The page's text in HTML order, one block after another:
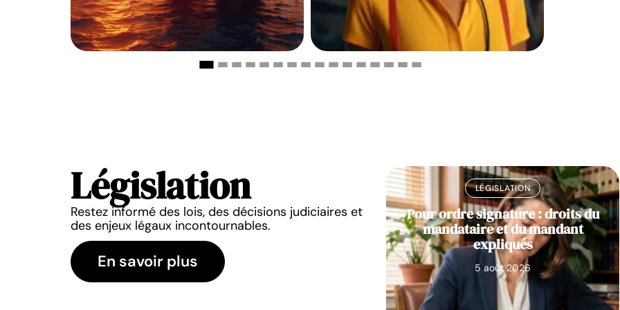
Législation
Restez informé des lois, des décisions judiciaires et
des enjeux légaux incontournables.
En savoir plus
démission : durée
explications et
Chômage après rupture
conventionnelle : conditions et
droits à connaître
LÉGISLATION
Pour ordre signature : droits du
mandataire et du mandant
expliqués
5 août 2026